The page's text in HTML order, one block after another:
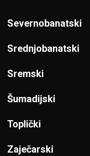
Severnobanatski
Srednjobanatski
Sremski
Šumadijski
Toplički
Zaječarski